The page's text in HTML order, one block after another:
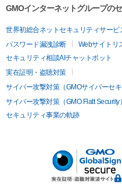
GMOインターネットグループの
世界初総合ネットセキュリティサービ
パスワード漏洩診断
Webサイトリ
セキュリティ相談AIチャットボット
実在証明・盗聴対策
サイバー攻撃対策（GMOサイバーセキ
サイバー攻撃対策（GMO Flatt Security）
セキュリティ事業の軌跡